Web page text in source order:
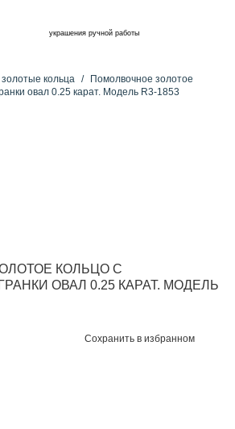
украшения ручной работы
кольца
Помолвочное золотое
овал 0.25 карат. Модель R3-1853
КОЛЬЦО С
ОВАЛ 0.25 КАРАТ. МОДЕЛЬ
Сохранить в избранном